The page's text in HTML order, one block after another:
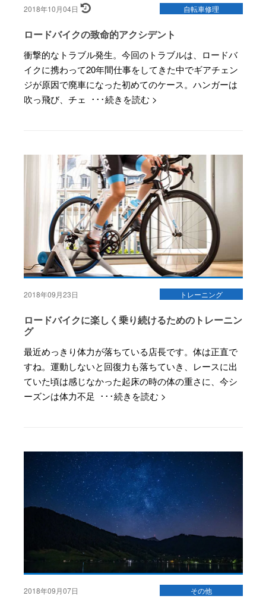
自転車修理
2018年10月04日
ロードバイクの致命的アクシデント
衝撃的なトラブル発生。今回のトラブルは、ロードバ
イクに携わって20年間仕事をしてきた中でギアチェン
ジが原因で廃車になった初めてのケース。ハンガーは
吹っ飛び、チェ ･･･続きを読む >
トレーニング
2018年09月23日
ロードバイクに楽しく乗り続けるためのトレーニン
グ
最近めっきり体力が落ちている店長です。体は正直で
すね。運動しないと回復力も落ちていき、レースに出
ていた頃は感じなかった起床の時の体の重さに、今シ
ーズンは体力不足 ･･･続きを読む >
その他
2018年09月07日